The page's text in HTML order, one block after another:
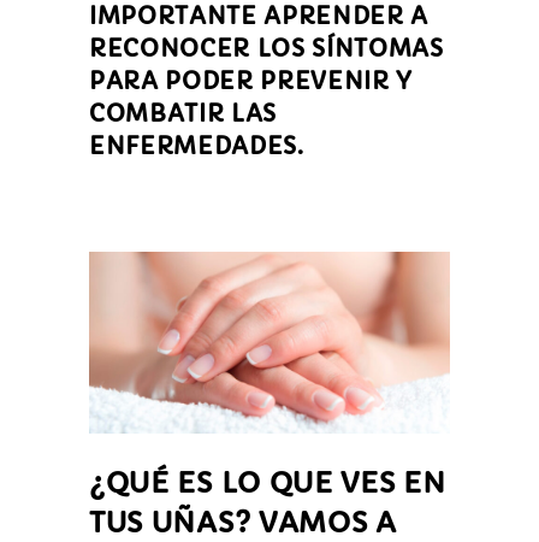
IMPORTANTE APRENDER A
RECONOCER LOS SÍNTOMAS
PARA PODER PREVENIR Y
COMBATIR LAS
ENFERMEDADES.
¿QUÉ ES LO QUE VES EN
TUS UÑAS? VAMOS A